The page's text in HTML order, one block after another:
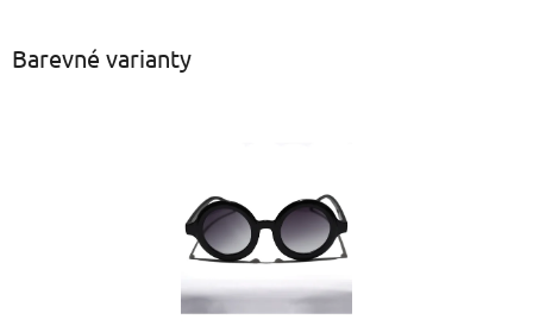
Barevné varianty